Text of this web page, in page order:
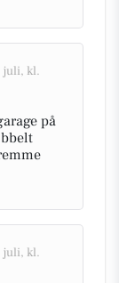
juli, kl.
på
juli, kl.